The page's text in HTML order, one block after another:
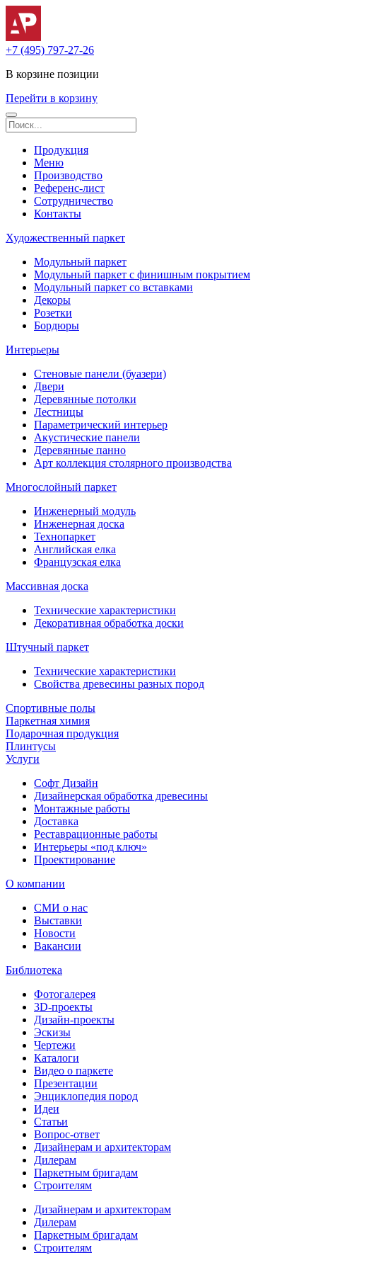
+7 (495) 797-27-26
В корзине позиции
Перейти в корзину
Продукция
Меню
Производство
Референс-лист
Сотрудничество
Контакты
Художественный паркет
Модульный паркет
Модульный паркет с финишным покрытием
Модульный паркет со вставками
Декоры
Розетки
Бордюры
Интерьеры
Стеновые панели (буазери)
Двери
Деревянные потолки
Лестницы
Параметрический интерьер
Акустические панели
Деревянные панно
Арт коллекция столярного производства
Многослойный паркет
Инженерный модуль
Инженерная доска
Технопаркет
Английская елка
Французская елка
Массивная доска
Технические характеристики
Декоративная обработка доски
Штучный паркет
Технические характеристики
Свойства древесины разных пород
Спортивные полы
Паркетная химия
Подарочная продукция
Плинтусы
Услуги
Софт Дизайн
Дизайнерская обработка древесины
Монтажные работы
Доставка
Реставрационные работы
Интерьеры «под ключ»
Проектирование
О компании
СМИ о нас
Выставки
Новости
Вакансии
Библиотека
Фотогалерея
3D-проекты
Дизайн-проекты
Эскизы
Чертежи
Каталоги
Видео о паркете
Презентации
Энциклопедия пород
Идеи
Статьи
Вопрос-ответ
Дизайнерам и архитекторам
Дилерам
Паркетным бригадам
Строителям
Дизайнерам и архитекторам
Дилерам
Паркетным бригадам
Строителям